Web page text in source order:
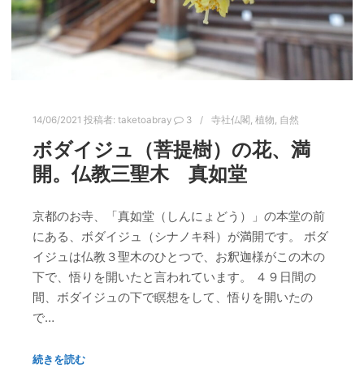
14/06/2021 投稿者: taketoabray 3 寺社仏閣 植物 自然
ボダイジュ（菩提樹）の花、満
開。仏教三聖木 真如堂
京都のお寺、「真如堂（しんにょどう）」の本堂の前
にある、ボダイジュ（シナノキ科）が満開です。 ボダ
イジュは仏教３聖木のひとつで、お釈迦様がこの木の
下で、悟りを開いたと言われています。 ４９日間の
間、ボダイジュの下で瞑想をして、悟りを開いたの
で…
続きを読む